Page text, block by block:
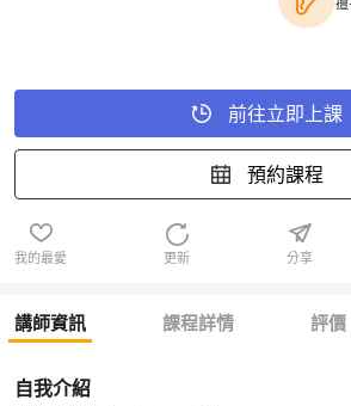
前往立即上課
預約課程
我的最愛 更新 分享
講師資訊 課程詳情 評價
自我介紹